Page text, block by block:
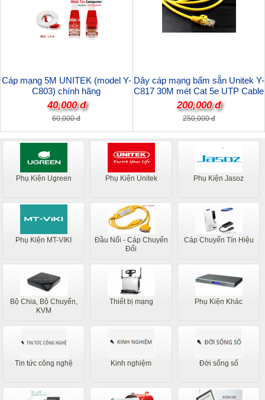
Cáp mạng 5M UNITEK (model Y-
C803) chính hãng
40,000 đ
60,000 đ
Dây cáp mạng bấm sẵn Unitek Y-
C817 30M mét Cat 5e UTP Cable
chính hãng
200,000 đ
250,000 đ
Phụ Kiện Ugreen Phụ Kiện Unitek Phụ Kiện Jasoz
Phụ Kiện MT-VIKI
Đầu Nối - Cáp Chuyển
Đổi
Cáp Chuyển Tín Hiệu
Bộ Chia, Bộ Chuyển,
KVM
Thiết bị mạng Phụ Kiện Khác
Tin tức công nghệ Kinh nghiệm Đời sống số